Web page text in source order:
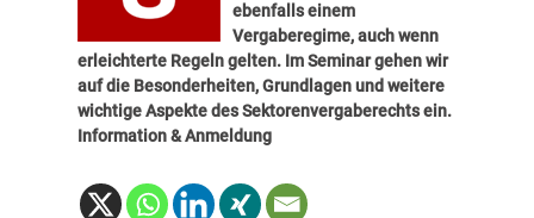
ebenfalls einem
Vergaberegime, auch wenn
erleichterte Regeln gelten. Im Seminar gehen wir
auf die Besonderheiten, Grundlagen und weitere
wichtige Aspekte des Sektorenvergaberechts ein.
Information & Anmeldung